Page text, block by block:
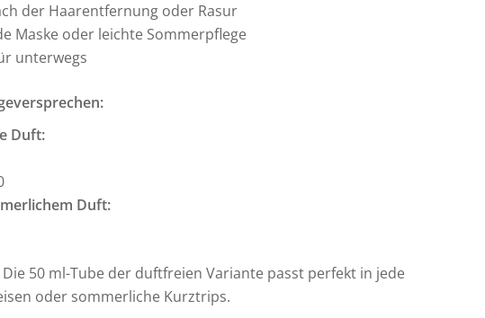
der Haarentfernung oder Rasur
Maske oder leichte Sommerpflege
unterwegs
Duft:
Duft:
Die 50 ml-Tube der duftfreien Variante passt perfekt in jede
oder sommerliche Kurztrips.